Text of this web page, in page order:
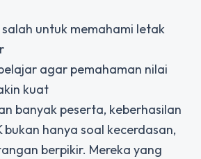
untuk memahami letak
agar pemahaman nilai
kuat
banyak peserta, keberhasilan
bukan hanya soal kecerdasan,
berpikir. Mereka yang